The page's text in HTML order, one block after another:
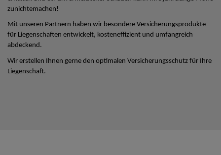
zunichtemachen!
Mit unseren Partnern haben wir besondere Versicherungsprodukte
für Liegenschaften entwickelt, kosteneffizient und umfangreich
abdeckend.
Wir erstellen Ihnen gerne den optimalen Versicherungsschutz für Ihre
Liegenschaft.